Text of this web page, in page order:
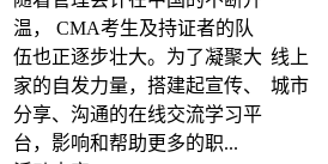
温， CMA考生及持证者的队
伍也正逐步壮大。为了凝聚大
家的自发力量，搭建起宣传、
分享、沟通的在线交流学习平
台，影响和帮助更多的职...
线上